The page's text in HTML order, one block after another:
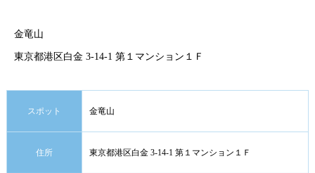
金竜山
東京都港区白金 3-14-1 第１マンション１Ｆ
スポット 金竜山
住所 東京都港区白金 3-14-1 第１マンション１Ｆ